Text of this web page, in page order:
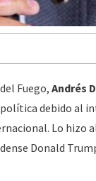
Fuego, Andrés
debido al
Lo hizo
Donald